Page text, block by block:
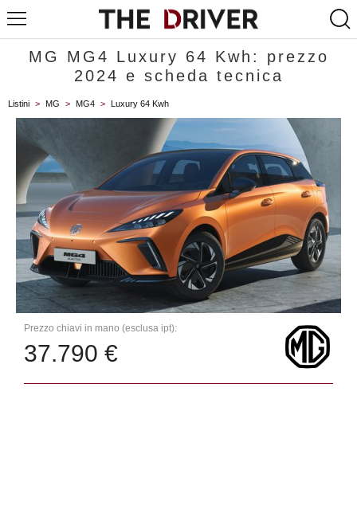
MG MG4 Luxury 64 Kwh: prezzo
2024 e scheda tecnica
Listini > MG > MG4 > Luxury 64 Kwh
Prezzo chiavi in mano (esclusa ipt):
37.790 €